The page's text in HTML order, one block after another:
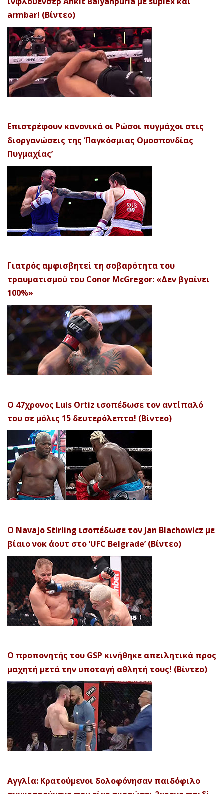
armbar! (Βίντεο)
Επιστρέφουν κανονικά οι Ρώσοι πυγμάχοι στις
διοργανώσεις της ‘Παγκόσμιας Ομοσπονδίας
Πυγμαχίας’
Γιατρός αμφισβητεί τη σοβαρότητα του
τραυματισμού του Conor McGregor: «Δεν βγαίνει
100%»
Ο 47χρονος Luis Ortiz ισοπέδωσε τον αντίπαλό
του σε μόλις 15 δευτερόλεπτα! (Βίντεο)
Ο Navajo Stirling ισοπέδωσε τον Jan Blachowicz με
βίαιο νοκ άουτ στο ‘UFC Belgrade’ (Βίντεο)
Ο προπονητής του GSP κινήθηκε απειλητικά προς
μαχητή μετά την υποταγή αθλητή τους! (Βίντεο)
Αγγλία: Κρατούμενοι δολοφόνησαν παιδόφιλο